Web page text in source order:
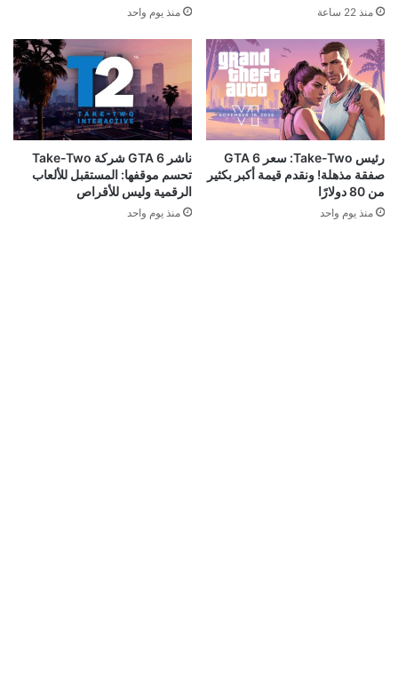
منذ 22 ساعة منذ يوم واحد
رئيس Take-Two: سعر GTA 6
صفقة مذهلة! ونقدم قيمة أكبر بكثير
من 80 دولارًا
منذ يوم واحد
ناشر GTA 6 شركة Take-Two
تحسم موقفها: المستقبل للألعاب
الرقمية وليس للأقراص
منذ يوم واحد